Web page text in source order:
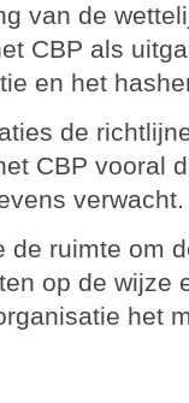
van de
CBP als
en het
de
CBP vooral
verwacht.
de ruimte om
op de wijze
het